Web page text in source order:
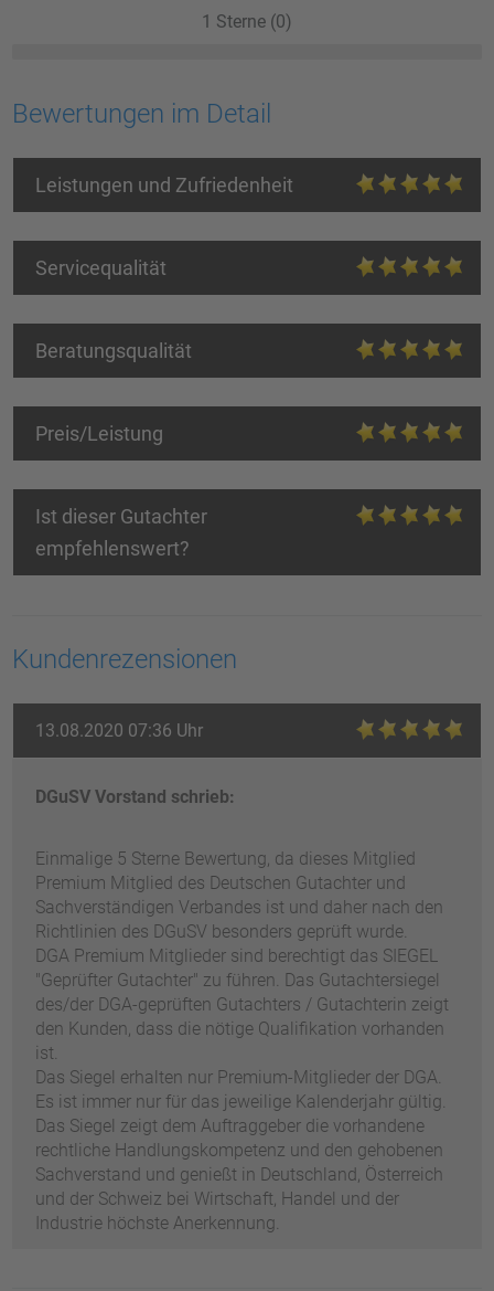
1 Sterne (0)
Bewertungen im Detail
Leistungen und Zufriedenheit
Servicequalität
Beratungsqualität
Preis/Leistung
Ist dieser Gutachter
empfehlenswert?
Kundenrezensionen
13.08.2020 07:36 Uhr
DGuSV Vorstand schrieb:
Einmalige 5 Sterne Bewertung, da dieses Mitglied
Premium Mitglied des Deutschen Gutachter und
Sachverständigen Verbandes ist und daher nach den
Richtlinien des DGuSV besonders geprüft wurde.
DGA Premium Mitglieder sind berechtigt das SIEGEL
"Geprüfter Gutachter" zu führen. Das Gutachtersiegel
des/der DGA-geprüften Gutachters / Gutachterin zeigt
den Kunden, dass die nötige Qualifikation vorhanden
ist.
Das Siegel erhalten nur Premium-Mitglieder der DGA.
Es ist immer nur für das jeweilige Kalenderjahr gültig.
Das Siegel zeigt dem Auftraggeber die vorhandene
rechtliche Handlungskompetenz und den gehobenen
Sachverstand und genießt in Deutschland, Österreich
und der Schweiz bei Wirtschaft, Handel und der
Industrie höchste Anerkennung.